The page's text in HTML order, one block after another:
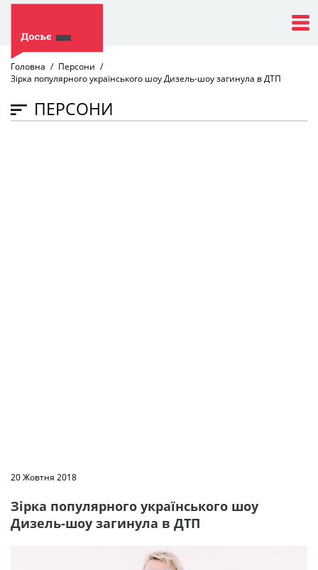
Головна
Персони
Зірка популярного українського шоу Дизель-шоу загинула в ДТП
ПЕРСОНИ
20 Жовтня 2018
Зірка популярного українського шоу
Дизель-шоу загинула в ДТП